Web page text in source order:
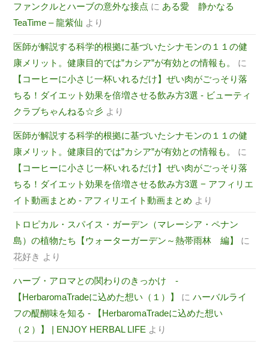
ファンクルとハーブの意外な接点 に ある愛 静かなる
TeaTime – 龍紫仙 より
医師が解説する科学的根拠に基づいたシナモンの１１の健
康メリット。健康目的では”カシア”が有効との情報も。
に
【コーヒーに小さじ一杯いれるだけ】ぜい肉がごっそり落
ちる！ダイエット効果を倍増させる飲み方3選 - ビューティ
クラブちゃんねる☆彡 より
医師が解説する科学的根拠に基づいたシナモンの１１の健
康メリット。健康目的では”カシア”が有効との情報も。
に
【コーヒーに小さじ一杯いれるだけ】ぜい肉がごっそり落
ちる！ダイエット効果を倍増させる飲み方3選 − アフィリエ
イト動画まとめ - アフィリエイト動画まとめ より
トロピカル・スパイス・ガーデン（マレーシア・ペナン
島）の植物たち【ウォーターガーデン～熱帯雨林 編】
に
花好き より
ハーブ・アロマとの関わりのきっかけ -
【HerbaromaTradeに込めた想い（１）】
にハーバルライ
フの醍醐味を知る - 【HerbaromaTradeに込めた想い
（２）】 | ENJOY HERBAL LIFE より